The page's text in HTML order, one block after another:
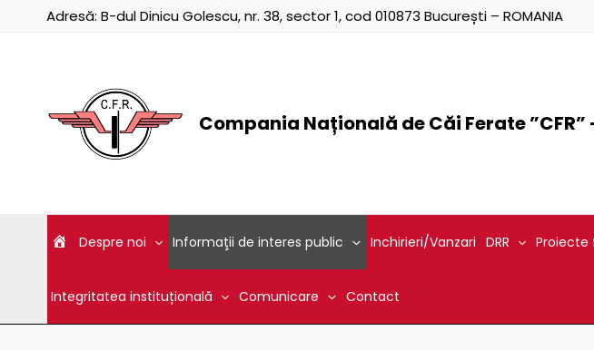
Adresă: B-dul Dinicu Golescu, nr. 38, sector 1, cod 010873 București – ROMANIA
Compania Națională de Căi Ferate ”CFR”
Despre noi Informaţii de interes public Inchirieri/Vanzari DRR Proiecte
Integritatea instituțională Comunicare Contact